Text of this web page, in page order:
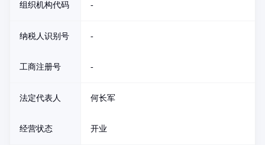
组织机构代码 -
纳税人识别号 -
工商注册号 -
法定代表人 何长军
经营状态 开业